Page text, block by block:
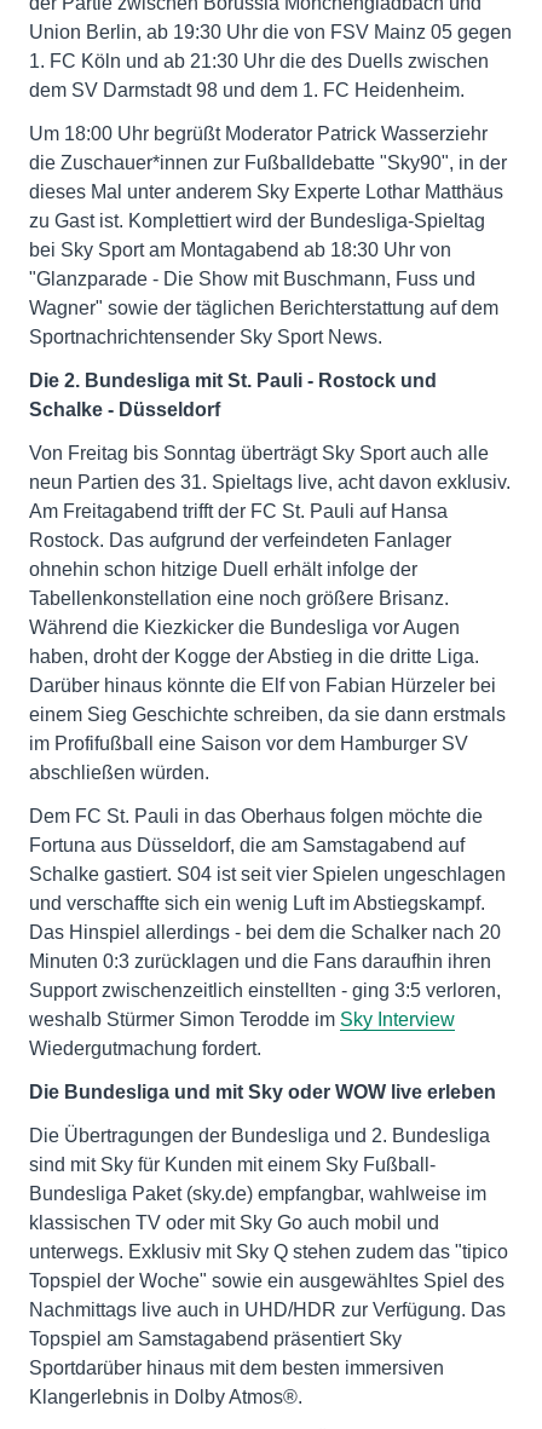
Union Berlin, ab 19:30 Uhr die von FSV Mainz 05 gegen
1. FC Köln und ab 21:30 Uhr die des Duells zwischen
dem SV Darmstadt 98 und dem 1. FC Heidenheim.
Um 18:00 Uhr begrüßt Moderator Patrick Wasserziehr
die Zuschauer*innen zur Fußballdebatte "Sky90", in der
dieses Mal unter anderem Sky Experte Lothar Matthäus
zu Gast ist. Komplettiert wird der Bundesliga-Spieltag
bei Sky Sport am Montagabend ab 18:30 Uhr von
"Glanzparade - Die Show mit Buschmann, Fuss und
Wagner" sowie der täglichen Berichterstattung auf dem
Sportnachrichtensender Sky Sport News.
Die 2. Bundesliga mit St. Pauli - Rostock und
Schalke - Düsseldorf
Von Freitag bis Sonntag überträgt Sky Sport auch alle
neun Partien des 31. Spieltags live, acht davon exklusiv.
Am Freitagabend trifft der FC St. Pauli auf Hansa
Rostock. Das aufgrund der verfeindeten Fanlager
ohnehin schon hitzige Duell erhält infolge der
Tabellenkonstellation eine noch größere Brisanz.
Während die Kiezkicker die Bundesliga vor Augen
haben, droht der Kogge der Abstieg in die dritte Liga.
Darüber hinaus könnte die Elf von Fabian Hürzeler bei
einem Sieg Geschichte schreiben, da sie dann erstmals
im Profifußball eine Saison vor dem Hamburger SV
abschließen würden.
Dem FC St. Pauli in das Oberhaus folgen möchte die
Fortuna aus Düsseldorf, die am Samstagabend auf
Schalke gastiert. S04 ist seit vier Spielen ungeschlagen
und verschaffte sich ein wenig Luft im Abstiegskampf.
Das Hinspiel allerdings - bei dem die Schalker nach 20
Minuten 0:3 zurücklagen und die Fans daraufhin ihren
Support zwischenzeitlich einstellten - ging 3:5 verloren,
weshalb Stürmer Simon Terodde im Sky Interview
Wiedergutmachung fordert.
Die Bundesliga und mit Sky oder WOW live erleben
Die Übertragungen der Bundesliga und 2. Bundesliga
sind mit Sky für Kunden mit einem Sky Fußball-
Bundesliga Paket (sky.de) empfangbar, wahlweise im
klassischen TV oder mit Sky Go auch mobil und
unterwegs. Exklusiv mit Sky Q stehen zudem das "tipico
Topspiel der Woche" sowie ein ausgewähltes Spiel des
Nachmittags live auch in UHD/HDR zur Verfügung. Das
Topspiel am Samstagabend präsentiert Sky
Sportdarüber hinaus mit dem besten immersiven
Klangerlebnis in Dolby Atmos®.